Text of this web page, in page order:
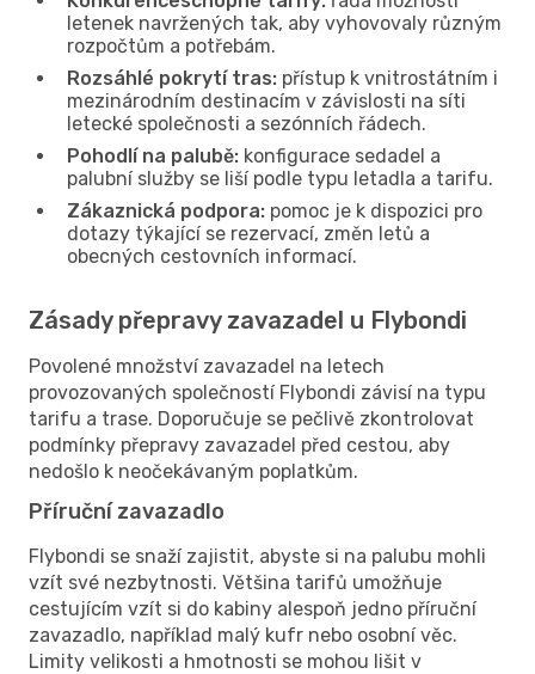
letenek navržených tak, aby vyhovovaly různým
rozpočtům a potřebám.
Rozsáhlé pokrytí tras: přístup k vnitrostátním i
mezinárodním destinacím v závislosti na síti
letecké společnosti a sezónních řádech.
Pohodlí na palubě: konfigurace sedadel a
palubní služby se liší podle typu letadla a tarifu.
Zákaznická podpora: pomoc je k dispozici pro
dotazy týkající se rezervací, změn letů a
obecných cestovních informací.
Zásady přepravy zavazadel u Flybondi
Povolené množství zavazadel na letech
provozovaných společností Flybondi závisí na typu
tarifu a trase. Doporučuje se pečlivě zkontrolovat
podmínky přepravy zavazadel před cestou, aby
nedošlo k neočekávaným poplatkům.
Příruční zavazadlo
Flybondi se snaží zajistit, abyste si na palubu mohli
vzít své nezbytnosti. Většina tarifů umožňuje
cestujícím vzít si do kabiny alespoň jedno příruční
zavazadlo, například malý kufr nebo osobní věc.
Limity velikosti a hmotnosti se mohou lišit v